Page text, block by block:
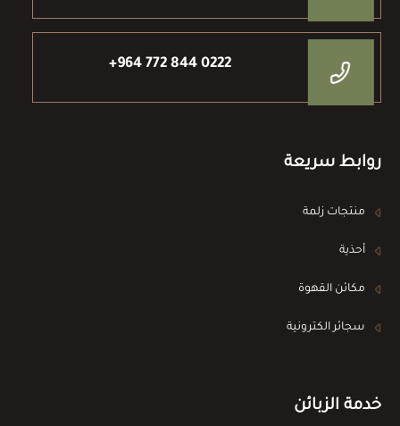
+964 772 844 0222
روابط سريعة
منتجات زلمة
أحذية
مكائن القهوة
سجائر الكترونية
خدمة الزبائن